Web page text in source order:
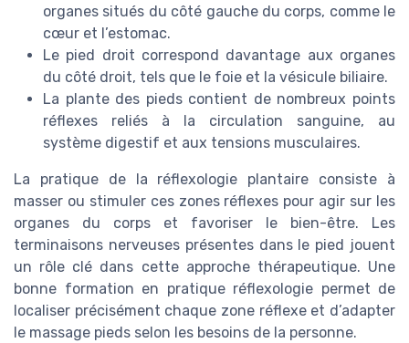
organes situés du côté gauche du corps, comme le
cœur et l’estomac.
Le pied droit correspond davantage aux organes
du côté droit, tels que le foie et la vésicule biliaire.
La plante des pieds contient de nombreux points
réflexes reliés à la circulation sanguine, au
système digestif et aux tensions musculaires.
La pratique de la réflexologie plantaire consiste à
masser ou stimuler ces zones réflexes pour agir sur les
organes du corps et favoriser le bien-être. Les
terminaisons nerveuses présentes dans le pied jouent
un rôle clé dans cette approche thérapeutique. Une
bonne formation en pratique réflexologie permet de
localiser précisément chaque zone réflexe et d’adapter
le massage pieds selon les besoins de la personne.